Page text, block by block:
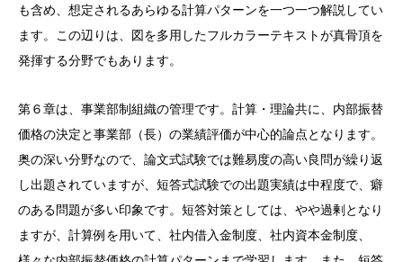
も含め、想定されるあらゆる計算パターンを一つ一つ解説してい
ます。この辺りは、図を多用したフルカラーテキストが真骨頂を
発揮する分野でもあります。
第６章は、事業部制組織の管理です。計算・理論共に、内部振替
価格の決定と事業部（長）の業績評価が中心的論点となります。
奥の深い分野なので、論文式試験では難易度の高い良問が繰り返
し出題されていますが、短答式試験での出題実績は中程度で、癖
のある問題が多い印象です。短答対策としては、やや過剰となり
ますが、計算例を用いて、社内借入金制度、社内資本金制度、